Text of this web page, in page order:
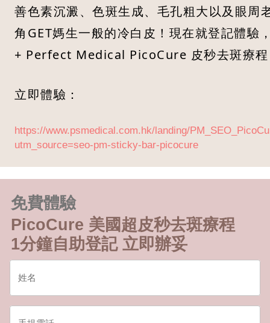
善色素沉澱、色斑生成、毛孔粗大以及眼周
角GET媽生一般的冷白皮！現在就登記體驗
+ Perfect Medical PicoCure 皮秒去斑療
立即體驗：
https://www.psmedical.com.hk/landing/
utm_source=seo-pm-sticky-bar-picocure
免費體驗
PicoCure 美國超皮秒去斑療程
1分鐘自助登記 立即辦妥